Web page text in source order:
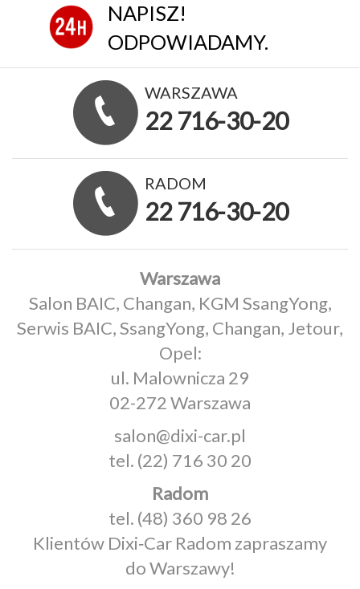
NAPISZ!
ODPOWIADAMY.
WARSZAWA
22 716-30-20
RADOM
22 716-30-20
Warszawa
Salon BAIC, Changan, KGM SsangYong,
Serwis BAIC, SsangYong, Changan, Jetour,
Opel:
ul. Malownicza 29
02-272 Warszawa
salon@dixi-car.pl
tel. (22) 716 30 20
Radom
tel. (48) 360 98 26
Klientów Dixi‑Car Radom zapraszamy
do Warszawy!